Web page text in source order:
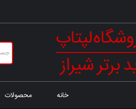
خانه محصولات